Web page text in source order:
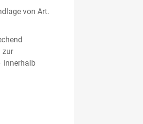
von Art.
zur
innerhalb